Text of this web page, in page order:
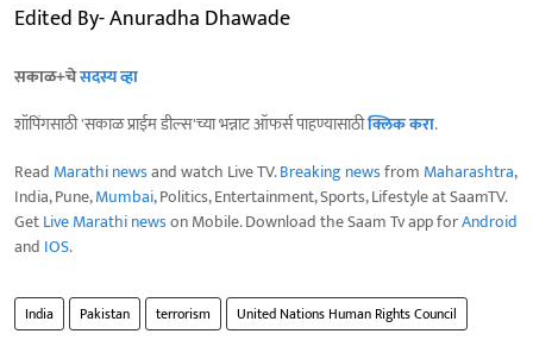
Edited By- Anuradha Dhawade
सकाळ+चेसदस्य व्हा
शॉपिंगसाठी 'सकाळ प्राईम डील्स'च्या भन्नाट ऑफर्स पाहण्यासाठीक्लिक करा.
Read Marathi newsand watch Live TV.Breaking newsfrom Maharashtra,
India, Pune,Mumbai, Politics, Entertainment, Sports, Lifestyle at SaamTV.
GetLive Marathi newson Mobile. Download the Saam Tv app forAndroid
and IOS.
India Pakistan terrorism United Nations Human Rights Council